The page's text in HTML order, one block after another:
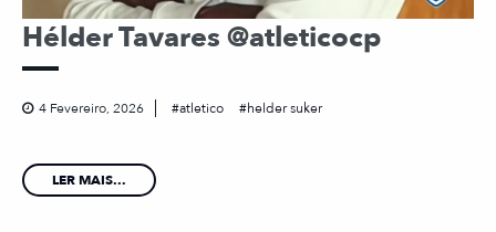
Hélder Tavares @atleticocp
4 Fevereiro, 2026 atletico helder suker
LER MAIS...